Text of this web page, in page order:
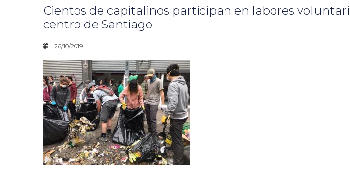
Cientos de capitalinos participan en labores
centro de Santiago
26/10/2019